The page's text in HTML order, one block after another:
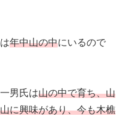
年中山の中にいるので
男氏は山の中で育ち、山
に興味があり、今も木樵